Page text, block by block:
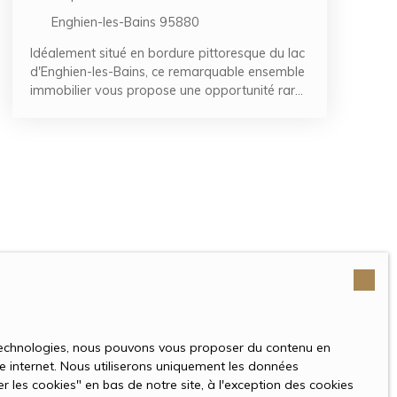
Enghien-les-Bains 95880
Idéalement situé en bordure pittoresque du lac
d'Enghien-les-Bains, ce remarquable ensemble
immobilier vous propose une opportunité rare.
parentale de 25 m² accompagnée d'une salle
d'eau, une chambre supplémentaire et une
salle de bain. Le dernier niveau, avec son palier,
nous pouvons vous proposer du contenu en
Nous utiliserons uniquement les données
cookies″ en bas de notre site, à l'exception des cookies